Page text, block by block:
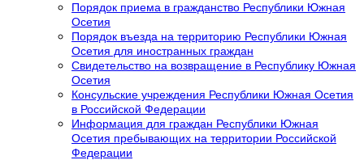
Порядок приема в гражданство Республики Южная
Осетия
Порядок въезда на территорию Республики Южная
Осетия для иностранных граждан
Свидетельство на возвращение в Республику Южная
Осетия
Консульские учреждения Республики Южная Осетия
в Российской Федерации
Информация для граждан Республики Южная
Осетия пребывающих на территории Российской
Федерации